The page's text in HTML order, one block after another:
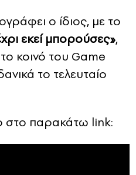
ο ίδιος, με το
εκεί μπορούσες»,
κοινό του Game
το τελευταίο
στο παρακάτω link: